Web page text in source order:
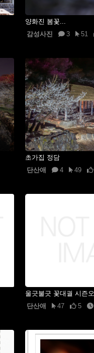
양화진 봄꽃...
감성사진
3 51
초가집 정담
단산애
4 49
울긋불긋 꽃대궐 시즌
단산애
47 5